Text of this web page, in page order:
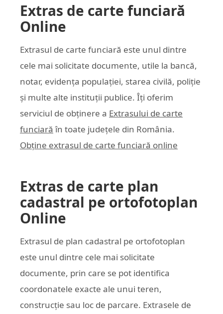
Extras de carte funciară
Online
Extrasul de carte funciară este unul dintre
cele mai solicitate documente, utile la bancă,
notar, evidența populației, starea civilă, poliție
și multe alte instituții publice. Îți oferim
serviciul de obținere a Extrasului de carte
funciară în toate județele din România.
Obține extrasul de carte funciară online
Extras de carte plan
cadastral pe ortofotoplan
Online
Extrasul de plan cadastral pe ortofotoplan
este unul dintre cele mai solicitate
documente, prin care se pot identifica
coordonatele exacte ale unui teren,
construcție sau loc de parcare. Extrasele de